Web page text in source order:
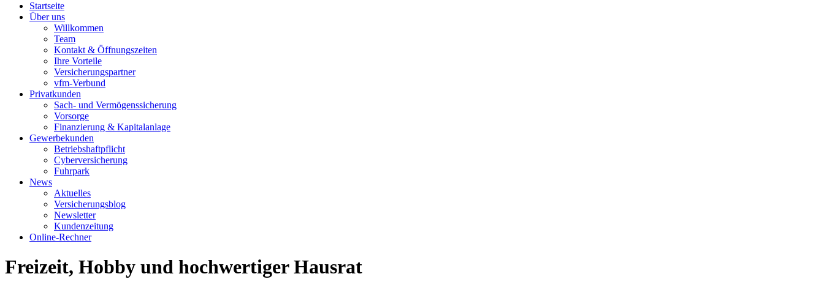
Startseite
Über uns
Willkommen
Team
Kontakt & Öffnungszeiten
Ihre Vorteile
Versicherungspartner
vfm-Verbund
Privatkunden
Sach- und Vermögenssicherung
Vorsorge
Finanzierung & Kapitalanlage
Gewerbekunden
Betriebshaftpflicht
Cyberversicherung
Fuhrpark
News
Aktuelles
Versicherungsblog
Newsletter
Kundenzeitung
Online-Rechner
Freizeit, Hobby und hochwertiger Hausrat